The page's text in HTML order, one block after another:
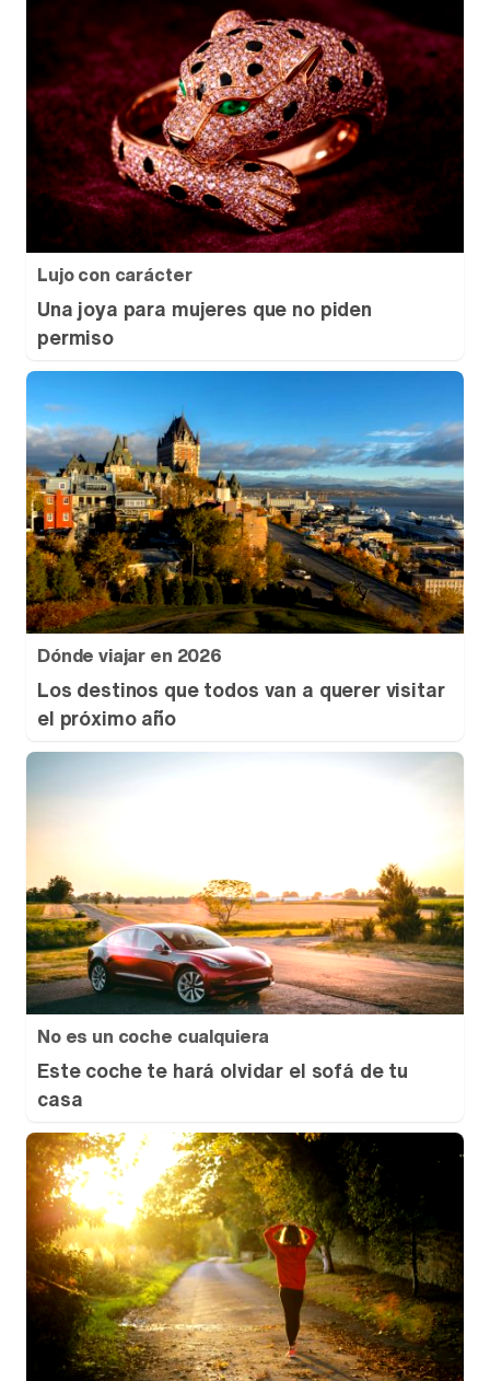
Lujo con carácter
Una joya para mujeres que no piden
permiso
Dónde viajar en 2026
Los destinos que todos van a querer visitar
el próximo año
No es un coche cualquiera
Este coche te hará olvidar el sofá de tu
casa